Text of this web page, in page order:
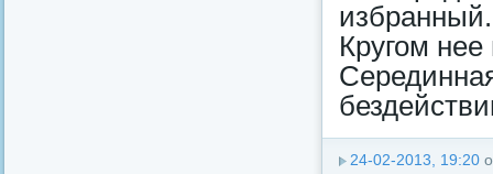
избранный.
Кругом
24-02-2013, 19:20